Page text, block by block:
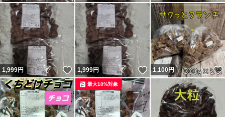
1,999円 いいね！
1,999円 いいね！
1,100円
最大10%対象